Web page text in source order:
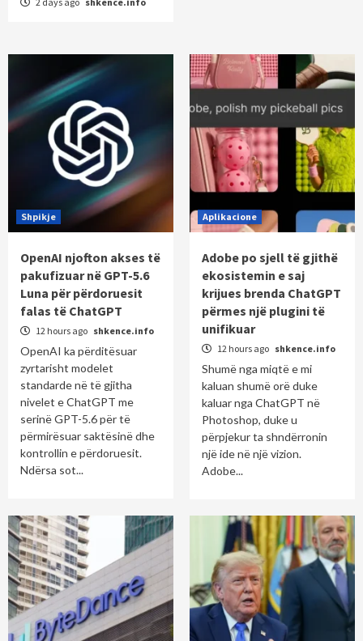
Shpikje
OpenAI njofton akses të
pakufizuar në GPT-5.6
Luna për përdoruesit
falas të ChatGPT
12 hours ago shkence.info
OpenAI ka përditësuar
zyrtarisht modelet
standarde në të gjitha
nivelet e ChatGPT me
serinë GPT-5.6 për të
përmirësuar saktësinë dhe
kontrollin e përdoruesit.
Ndërsa sot...
Aplikacione
Adobe po sjell të gjithë
ekosistemin e saj
krijues brenda ChatGPT
përmes një plugini të
unifikuar
12 hours ago shkence.info
Shumë nga miqtë e mi
kaluan shumë orë duke
kaluar nga ChatGPT në
Photoshop, duke u
përpjekur ta shndërronin
një ide në një vizion.
Adobe...